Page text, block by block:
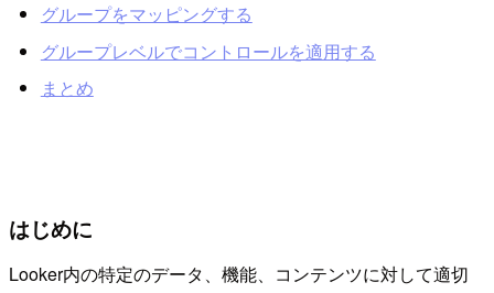
グループをマッピングする
グループレベルでコントロールを適用する
まとめ
はじめに
Looker内の特定のデータ、機能、コンテンツに対して適切